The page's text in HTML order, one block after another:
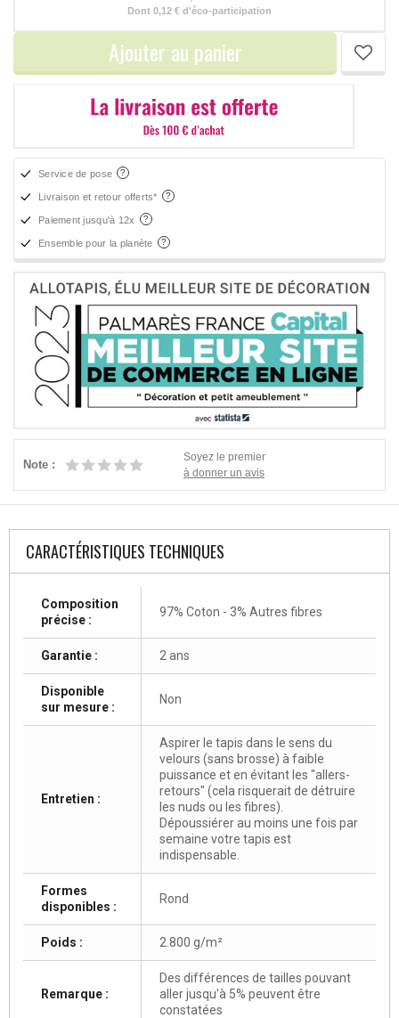
Dont 0,12 € d'éco-participation
Ajouter au panier
Service de pose
Livraison et retour offerts*
Paiement jusqu'à 12x
Ensemble pour la planète
Note :
Soyez le premier
à donner un avis
CARACTÉRISTIQUES TECHNIQUES
Composition
précise :
97% Coton - 3% Autres fibres
Garantie : 2 ans
Disponible
sur mesure :
Non
Entretien :
Aspirer le tapis dans le sens du
velours (sans brosse) à faible
puissance et en évitant les "allers-
retours" (cela risquerait de détruire
les nuds ou les fibres).
Dépoussiérer au moins une fois par
semaine votre tapis est
indispensable.
Formes
disponibles :
Rond
Poids : 2.800 g/m²
Remarque :
Des différences de tailles pouvant
aller jusqu'à 5% peuvent être
constatées